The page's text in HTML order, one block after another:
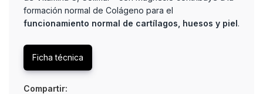
formación normal de Colágeno para el
funcionamiento normal de cartílagos, huesos y piel.
Ficha técnica
Compartir: